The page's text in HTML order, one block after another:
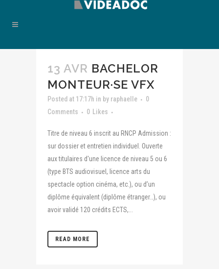
13 AVR BACHELOR
MONTEUR·SE VFX
Posted at 17:17h in by raphaelle
0
Comments
0 Likes
Titre de niveau 6 inscrit au RNCP Admission :
sur dossier et entretien individuel. Ouverte
aux titulaires d'une licence de niveau 5 ou 6
(type BTS audiovisuel, licence arts du
spectacle option cinéma, etc.), ou d’un
diplôme équivalent (diplôme étranger…), ou
avoir validé 120 crédits ECTS,...
READ MORE